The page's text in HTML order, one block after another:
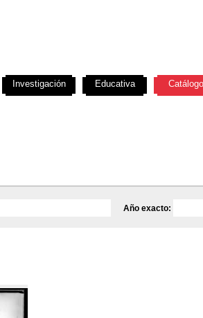
Año exacto:
Investigación Educativa Catálogo